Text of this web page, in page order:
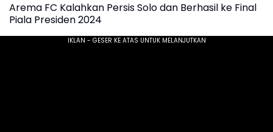
Arema FC Kalahkan Persis Solo dan Berhasil ke Final
Piala Presiden 2024